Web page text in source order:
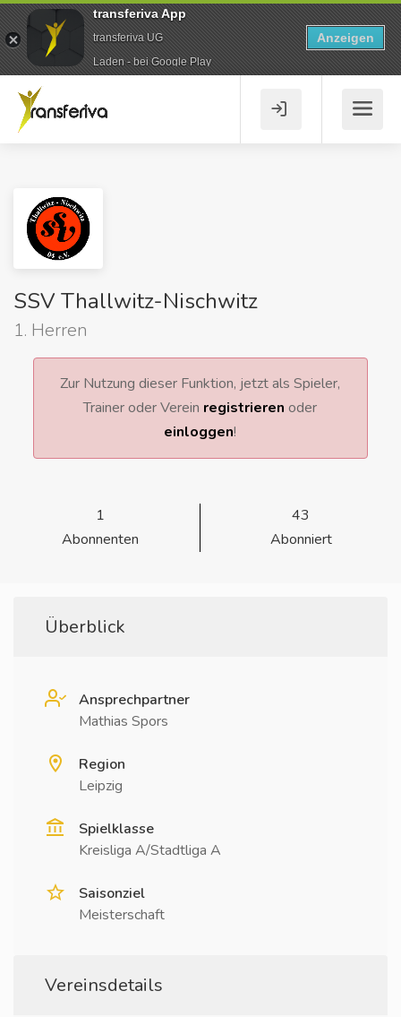
SSV Thallwitz-Nischwitz
1. Herren
Zur Nutzung dieser Funktion, jetzt als Spieler,
Trainer oder Verein registrieren oder
einloggen!
1
Abonnenten
43
Abonniert
Überblick
Ansprechpartner
Mathias Spors
Region
Leipzig
Spielklasse
Kreisliga A/Stadtliga A
Saisonziel
Meisterschaft
Vereinsdetails
transferiva App
transferiva UG
Laden - bei Google Play
Anzeigen